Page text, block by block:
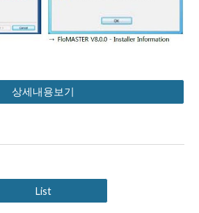
상세내용보기
List